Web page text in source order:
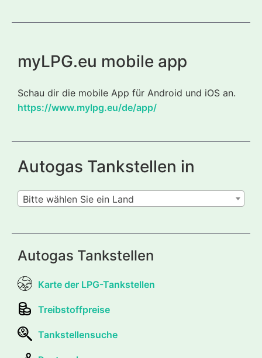
myLPG.eu mobile app
Schau dir die mobile App für Android und iOS an.
https://www.mylpg.eu/de/app/
Autogas Tankstellen in
Bitte wählen Sie ein Land
Autogas Tankstellen
Karte der LPG-Tankstellen
Treibstoffpreise
Tankstellensuche